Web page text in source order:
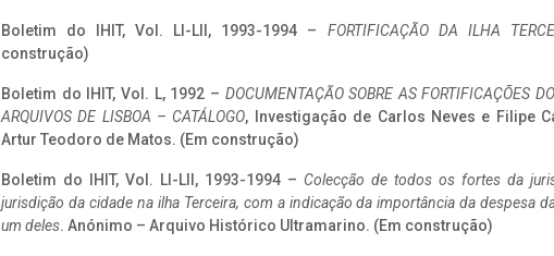
Boletim do IHIT, Vol. LI-LII, 1993-1994 – FORTIFICAÇÃO DA ILHA
construção)
Boletim do IHIT, Vol. L, 1992 – DOCUMENTAÇÃO SOBRE AS FORTIFICAÇÕES
ARQUIVOS DE LISBOA – CATÁLOGO, Investigação de Carlos Neves e Filipe
Artur Teodoro de Matos. (Em construção)
Boletim do IHIT, Vol. LI-LII, 1993-1994 – Colecção de todos os fortes da
jurisdição da cidade na ilha Terceira, com a indicação da importância da despesa
um deles. Anónimo – Arquivo Histórico Ultramarino. (Em construção)